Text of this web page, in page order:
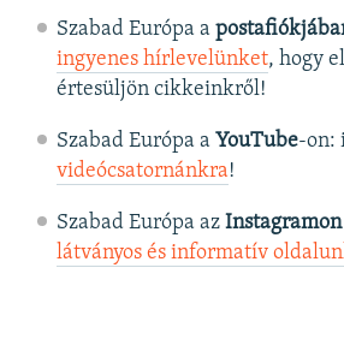
Szabad Európa a
ingyenes hírlevelünket, hogy
értesüljön cikkeinkről!
Szabad Európa a YouTube-on:
videócsatornánkra!
Szabad Európa az Instagramon
látványos és informatív